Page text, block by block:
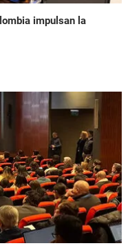
impulsan la